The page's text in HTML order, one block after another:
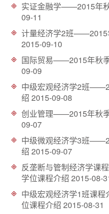
实证金融学——2015年
09-11
计量经济学2班——2015
2015-09-10
国际贸易——2015年秋
09-09
中级宏观经济学2班
绍 2015-09-08
创业管理——2015年秋
09-07
中级微观经济学3班
绍 2015-09-07
反垄断与管制经济学课
学位课程介绍 2015-08-
中级宏观经济学1班课
位课程介绍 2015-08-31